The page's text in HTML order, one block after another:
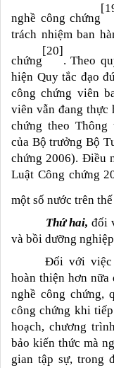
nghề công chứng
trách nhiệm ban
chứng
[20]
. Theo
hiện Quy tắc đạo
công chứng viên
viên vẫn đang thực
chứng theo Thông
của Bộ trưởng Bộ
chứng 2006). Điều
Luật Công chứng
một số nước trên
Thứ hai, đối
và bồi dưỡng
Đối với việc
hoàn thiện hơn
nghề công chứng,
công chứng khi
hoạch, chương
bảo kiến thức mà
gian tập sự, trong